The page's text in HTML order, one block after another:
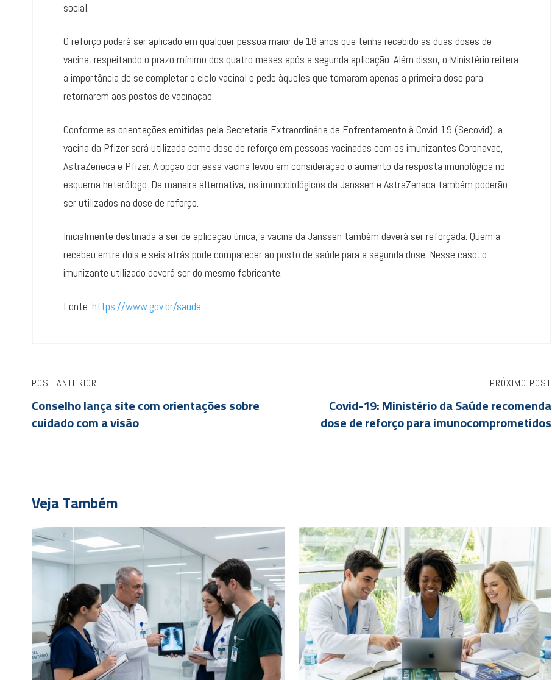
social.
O reforço poderá ser aplicado em qualquer pessoa maior de 18 anos que tenha recebido as duas doses de
vacina, respeitando o prazo mínimo dos quatro meses após a segunda aplicação. Além disso, o Ministério reitera
a importância de se completar o ciclo vacinal e pede àqueles que tomaram apenas a primeira dose para
retornarem aos postos de vacinação.
Conforme as orientações emitidas pela Secretaria Extraordinária de Enfrentamento à Covid-19 (Secovid), a
vacina da Pfizer será utilizada como dose de reforço em pessoas vacinadas com os imunizantes Coronavac,
AstraZeneca e Pfizer. A opção por essa vacina levou em consideração o aumento da resposta imunológica no
esquema heterólogo. De maneira alternativa, os imunobiológicos da Janssen e AstraZeneca também poderão
ser utilizados na dose de reforço.
Inicialmente destinada a ser de aplicação única, a vacina da Janssen também deverá ser reforçada. Quem a
recebeu entre dois e seis atrás pode comparecer ao posto de saúde para a segunda dose. Nesse caso, o
imunizante utilizado deverá ser do mesmo fabricante.
Fonte: https://www.gov.br/saude
POST ANTERIOR
Conselho lança site com orientações sobre
cuidado com a visão
PRÓXIMO POST
Covid-19: Ministério da Saúde recomenda
dose de reforço para imunocomprometidos
Veja Também